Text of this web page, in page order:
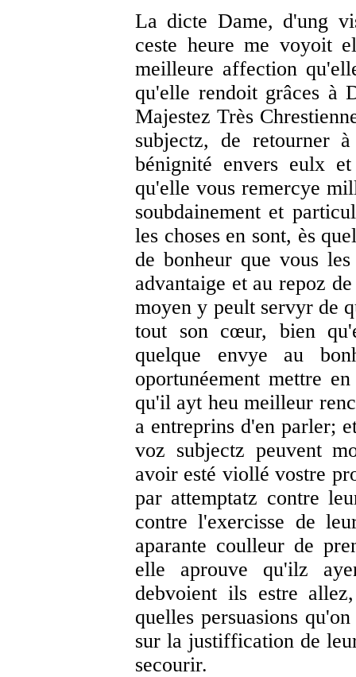
La dicte Dame, d'ung
ceste heure me voyoit
meilleure affection
qu'elle rendoit grâces à
Majestez Très
subjectz, de retourner
bénignité envers eulx
qu'elle vous remercye
soubdainement et
les choses en sont, ès
de bonheur que vous
advantaige et au repoz
moyen y peult servyr de
tout son cœur, bien
quelque envye au
oportunéement mettre
qu'il ayt heu meilleur
a entreprins d'en parler;
voz subjectz peuvent
avoir esté viollé vostre
par attemptatz contre
contre l'exercisse de
aparante coulleur de
elle aprouve qu'ilz
debvoient ils estre
quelles persuasions
sur la justiffication de
secourir.